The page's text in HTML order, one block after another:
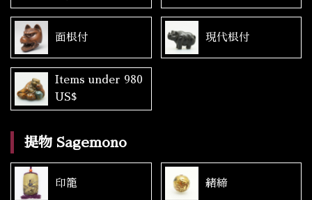
面根付 現代根付
Items under 980
US$
提物 Sagemono
印籠 緒締